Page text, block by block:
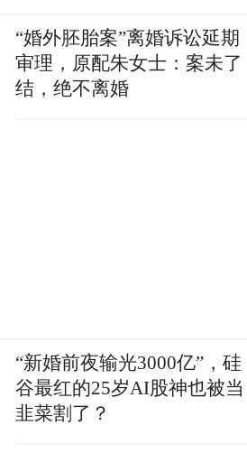
“婚外胚胎案”离婚诉讼延期
审理，原配朱女士：案未了
结，绝不离婚
“新婚前夜输光3000亿”，硅
谷最红的25岁AI股神也被当
韭菜割了？